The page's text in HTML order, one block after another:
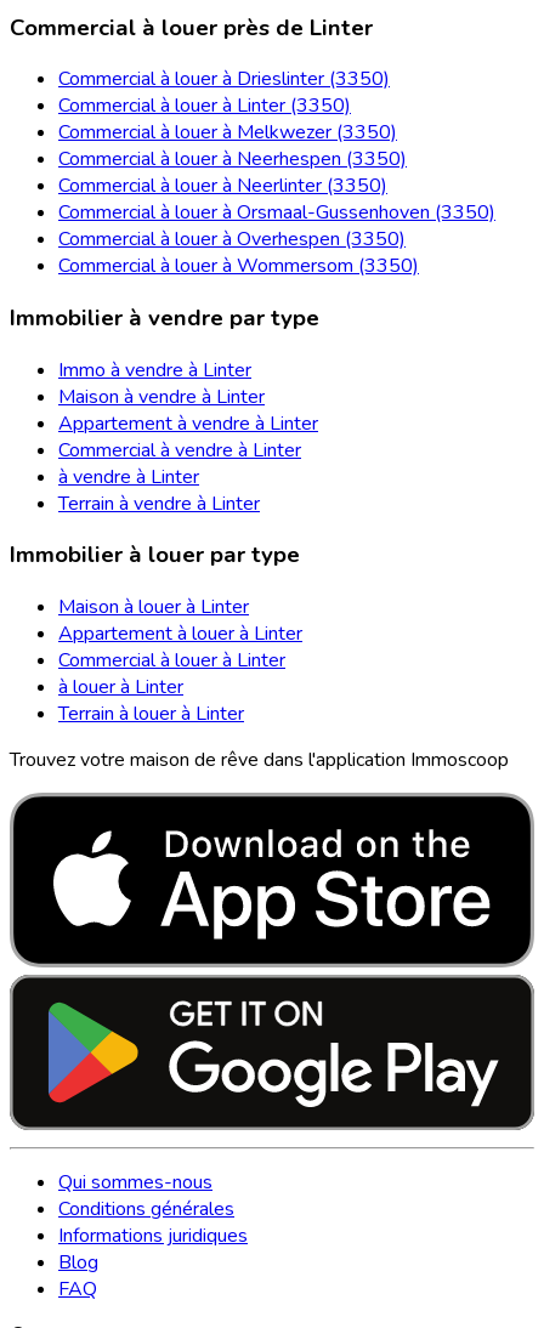
Commercial à louer près de Linter
Commercial à louer à Drieslinter (3350)
Commercial à louer à Linter (3350)
Commercial à louer à Melkwezer (3350)
Commercial à louer à Neerhespen (3350)
Commercial à louer à Neerlinter (3350)
Commercial à louer à Orsmaal-Gussenhoven (3350)
Commercial à louer à Overhespen (3350)
Commercial à louer à Wommersom (3350)
Immobilier à vendre par type
Immo à vendre à Linter
Maison à vendre à Linter
Appartement à vendre à Linter
Commercial à vendre à Linter
à vendre à Linter
Terrain à vendre à Linter
Immobilier à louer par type
Maison à louer à Linter
Appartement à louer à Linter
Commercial à louer à Linter
à louer à Linter
Terrain à louer à Linter
Trouvez votre maison de rêve dans l'application Immoscoop
Qui sommes-nous
Conditions générales
Informations juridiques
Blog
FAQ